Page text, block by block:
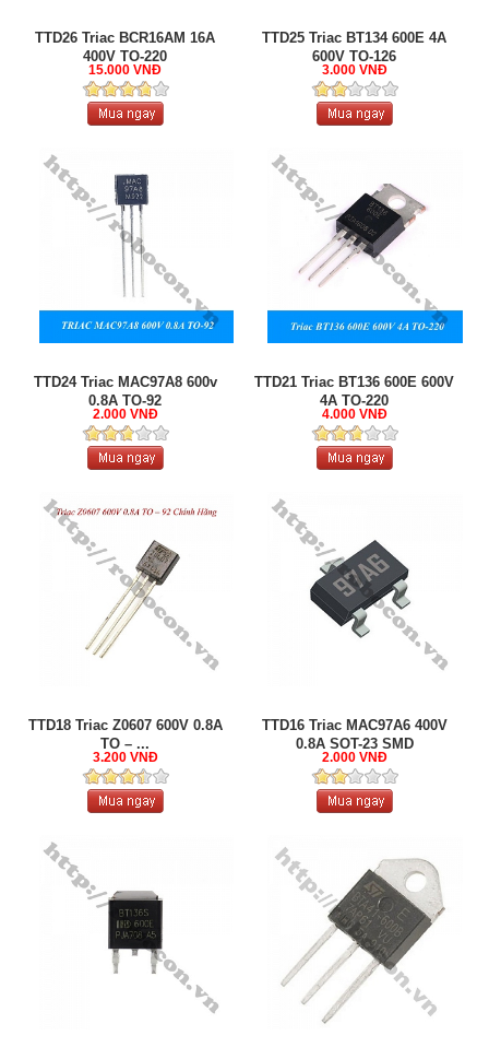
TTD26 Triac BCR16AM 16A
400V TO-220
15.000 VNĐ
TTD25 Triac BT134 600E 4A
600V TO-126
3.000 VNĐ
TTD24 Triac MAC97A8 600v
0.8A TO-92
2.000 VNĐ
TTD21 Triac BT136 600E 600V
4A TO-220
4.000 VNĐ
TTD18 Triac Z0607 600V 0.8A
TO – ...
3.200 VNĐ
TTD16 Triac MAC97A6 400V
0.8A SOT-23 SMD
2.000 VNĐ